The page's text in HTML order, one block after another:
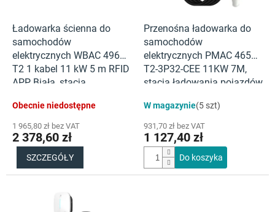
Ładowarka ścienna do
samochodów
elektrycznych WBAC 4966
T2 1 kabel 11 kW 5 m RFID
APP Biała, stacja
Obecnie niedostępne
1 965,80 zł bez VAT
2 378,60 zł
SZCZEGÓŁY
Przenośna ładowarka do
samochodów
elektrycznych PMAC 4656
T2-3P32-CEE 11KW 7M,
stacja ładowania pojazdów
W magazynie(5 szt)
931,70 zł bez VAT
1 127,40 zł
Do koszyka